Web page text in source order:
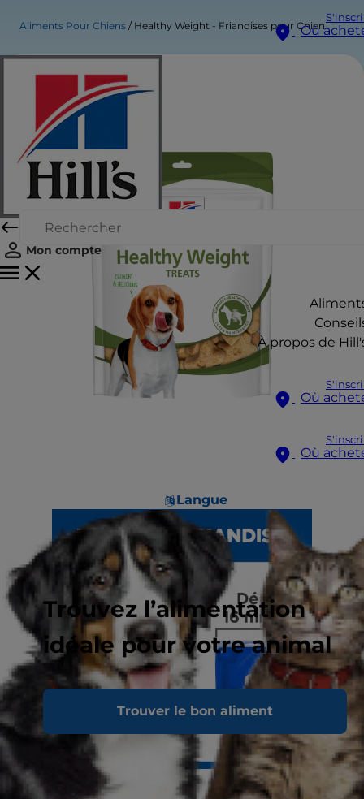
Où
Mon compte
À propos de
Où
Où
Langue
Trouvez l’alimentation
idéale pour votre animal
Trouver le bon aliment
Aliments Pour Chiens Healthy Weight - Friandises pour Chien